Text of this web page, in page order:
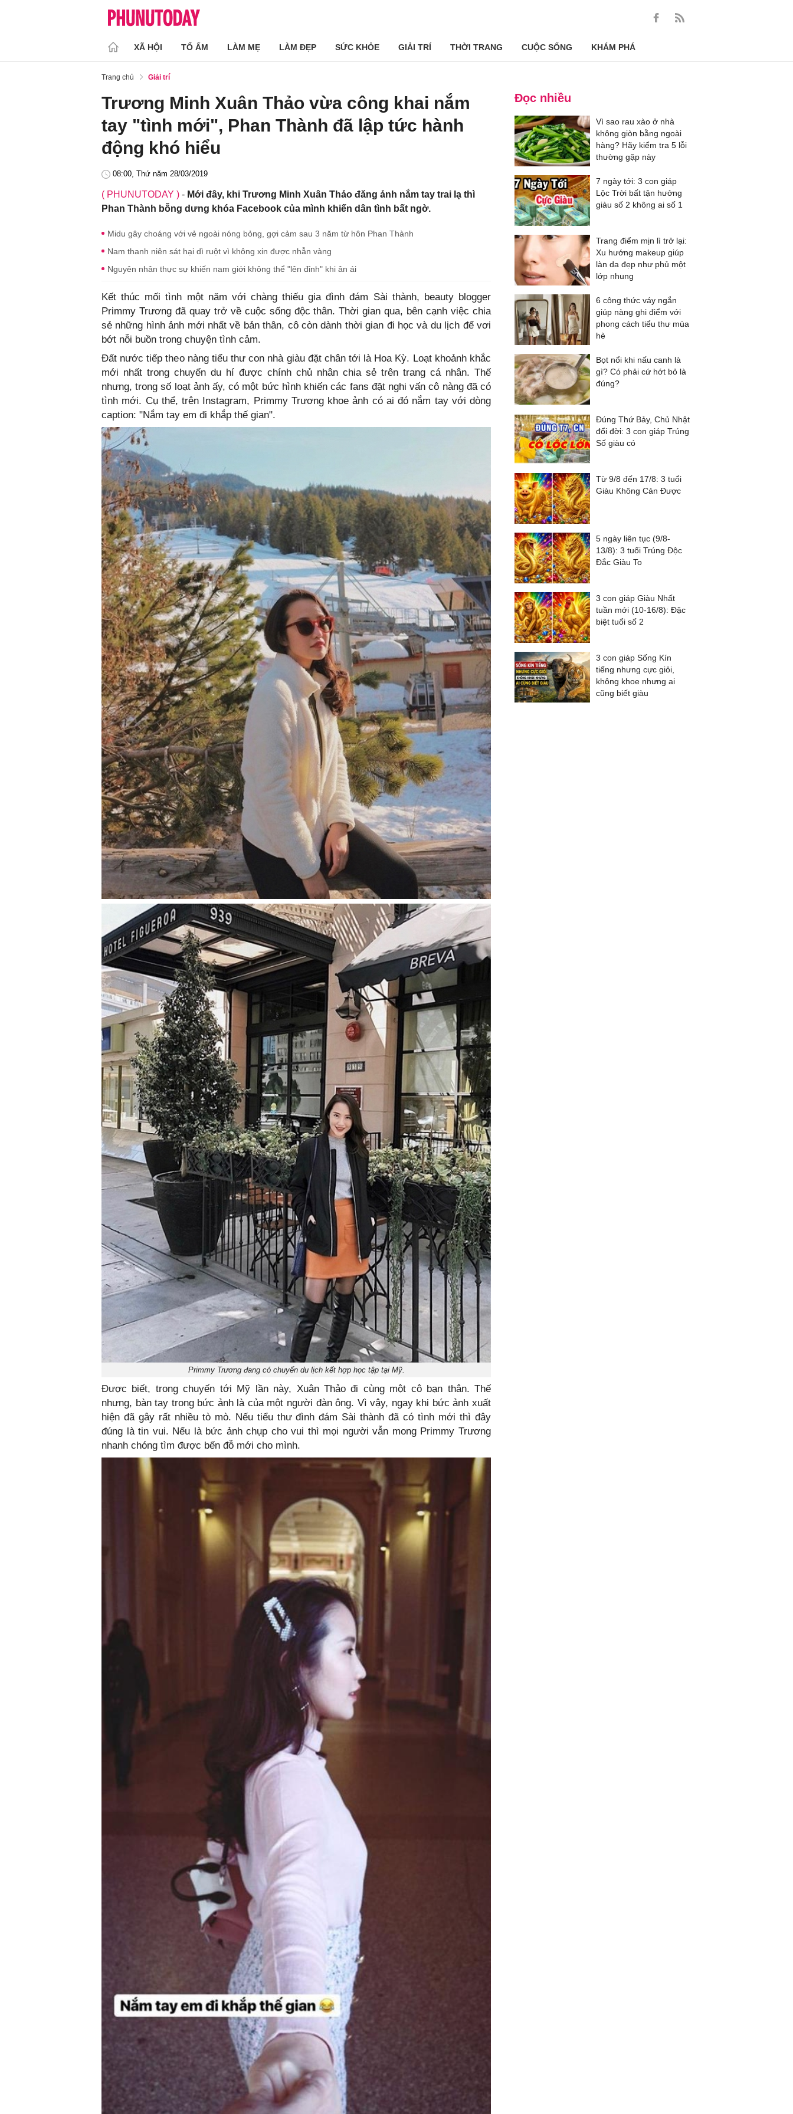
XÃ HỘI TỔ ẤM LÀM MẸ LÀM ĐẸP SỨC KHỎE GIẢI TRÍ THỜI TRANG CUỘC SỐNG KHÁM PHÁ
Trang chủ Giải trí
Trương Minh Xuân Thảo vừa công khai nắm
tay "tình mới", Phan Thành đã lập tức hành
động khó hiểu
08:00, Thứ năm 28/03/2019
( PHUNUTODAY ) - Mới đây, khi Trương Minh Xuân Thảo đăng ảnh nắm tay trai lạ thì
Phan Thành bỗng dưng khóa Facebook của mình khiến dân tình bất ngờ.
Midu gây choáng với vẻ ngoài nóng bỏng, gợi cảm sau 3 năm từ hôn Phan Thành
Nam thanh niên sát hại dì ruột vì không xin được nhẫn vàng
Nguyên nhân thực sự khiến nam giới không thể "lên đỉnh" khi ân ái
Kết thúc mối tình một năm với chàng thiếu gia đình đám Sài thành, beauty blogger
Primmy Trương đã quay trở về cuộc sống độc thân. Thời gian qua, bên cạnh việc chia
sẻ những hình ảnh mới nhất về bản thân, cô còn dành thời gian đi học và du lịch để vơi
bớt nỗi buồn trong chuyện tình cảm.
Đất nước tiếp theo nàng tiểu thư con nhà giàu đặt chân tới là Hoa Kỳ. Loạt khoảnh khắc
mới nhất trong chuyến du hí được chính chủ nhân chia sẻ trên trang cá nhân. Thế
nhưng, trong số loạt ảnh ấy, có một bức hình khiến các fans đặt nghi vấn cô nàng đã có
tình mới. Cụ thể, trên Instagram, Primmy Trương khoe ảnh có ai đó nắm tay với dòng
caption: "Nắm tay em đi khắp thế gian".
Primmy Trương đang có chuyến du lịch kết hợp học tập tại Mỹ.
Được biết, trong chuyến tới Mỹ lần này, Xuân Thảo đi cùng một cô bạn thân. Thế
nhưng, bàn tay trong bức ảnh là của một người đàn ông. Vì vậy, ngay khi bức ảnh xuất
hiện đã gây rất nhiều tò mò. Nếu tiểu thư đình đám Sài thành đã có tình mới thì đây
đúng là tin vui. Nếu là bức ảnh chụp cho vui thì mọi người vẫn mong Primmy Trương
nhanh chóng tìm được bến đỗ mới cho mình.
Đọc nhiều
Vì sao rau xào ở nhà
không giòn bằng ngoài
hàng? Hãy kiểm tra 5 lỗi
thường gặp này
7 ngày tới: 3 con giáp
Lộc Trời bất tận hưởng
giàu số 2 không ai số 1
Trang điểm mịn lì trở lại:
Xu hướng makeup giúp
làn da đẹp như phủ một
lớp nhung
6 công thức váy ngắn
giúp nàng ghi điểm với
phong cách tiểu thư mùa
hè
Bọt nổi khi nấu canh là
gì? Có phải cứ hớt bỏ là
đúng?
Đúng Thứ Bảy, Chủ Nhật
đổi đời: 3 con giáp Trúng
Số giàu có
Từ 9/8 đến 17/8: 3 tuổi
Giàu Không Cản Được
5 ngày liên tục (9/8-
13/8): 3 tuổi Trúng Độc
Đắc Giàu To
3 con giáp Giàu Nhất
tuần mới (10-16/8): Đặc
biệt tuổi số 2
3 con giáp Sống Kín
tiếng nhưng cực giỏi,
không khoe nhưng ai
cũng biết giàu